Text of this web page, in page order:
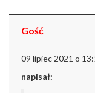
Gość
09 lipiec 2021 o
napisał: